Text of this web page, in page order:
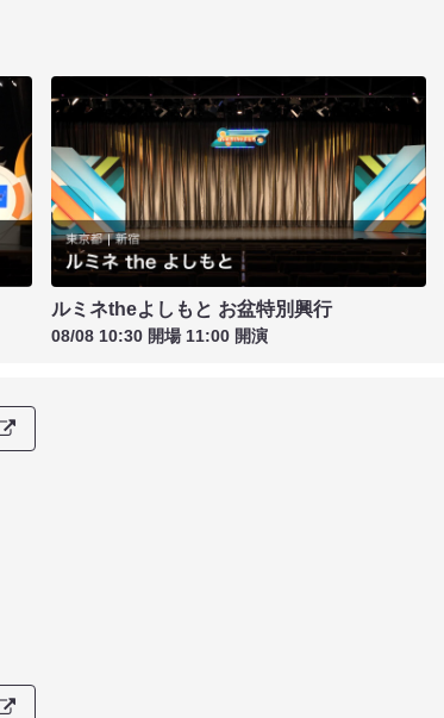
ルミネtheよしもと お盆特別興行
08/08 10:30 開場 11:00 開演